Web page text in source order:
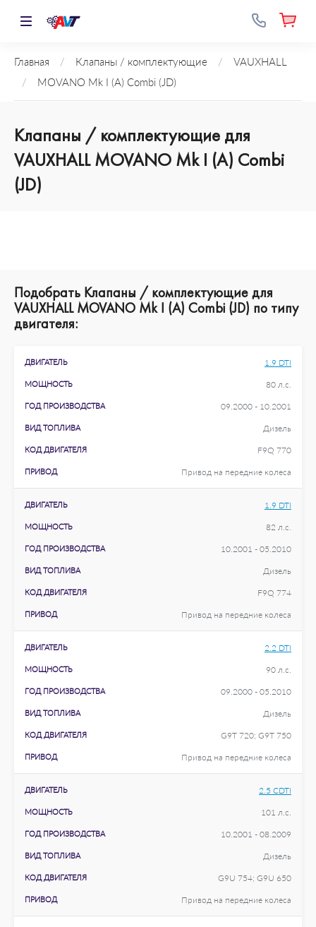
Главная / Клапаны / комплектующие /
VAUXHALL
/
MOVANO Mk I (A) Combi (JD)
Клапаны / комплектующие для
VAUXHALL MOVANO Mk I (A) Combi
(JD)
Подобрать Клапаны / комплектующие для
VAUXHALL MOVANO Mk I (A) Combi (JD) по типу
двигателя:
ДВИГАТЕЛЬ 1.9 DTI
МОЩНОСТЬ 80 л.с.
ГОД ПРОИЗВОДСТВА 09.2000 - 10.2001
ВИД ТОПЛИВА Дизель
КОД ДВИГАТЕЛЯ F9Q 770
ПРИВОД Привод на передние колеса
ДВИГАТЕЛЬ 1.9 DTI
МОЩНОСТЬ 82 л.с.
ГОД ПРОИЗВОДСТВА 10.2001 - 05.2010
ВИД ТОПЛИВА Дизель
КОД ДВИГАТЕЛЯ F9Q 774
ПРИВОД Привод на передние колеса
ДВИГАТЕЛЬ 2.2 DTI
МОЩНОСТЬ 90 л.с.
ГОД ПРОИЗВОДСТВА 09.2000 - 05.2010
ВИД ТОПЛИВА Дизель
КОД ДВИГАТЕЛЯ G9T 720; G9T 750
ПРИВОД Привод на передние колеса
ДВИГАТЕЛЬ 2.5 CDTI
МОЩНОСТЬ 101 л.с.
ГОД ПРОИЗВОДСТВА 10.2001 - 08.2009
ВИД ТОПЛИВА Дизель
КОД ДВИГАТЕЛЯ G9U 754; G9U 650
ПРИВОД Привод на передние колеса